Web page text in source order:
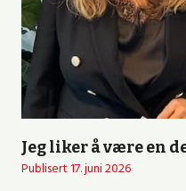
Jeg liker å være en
Publisert17. juni 2026